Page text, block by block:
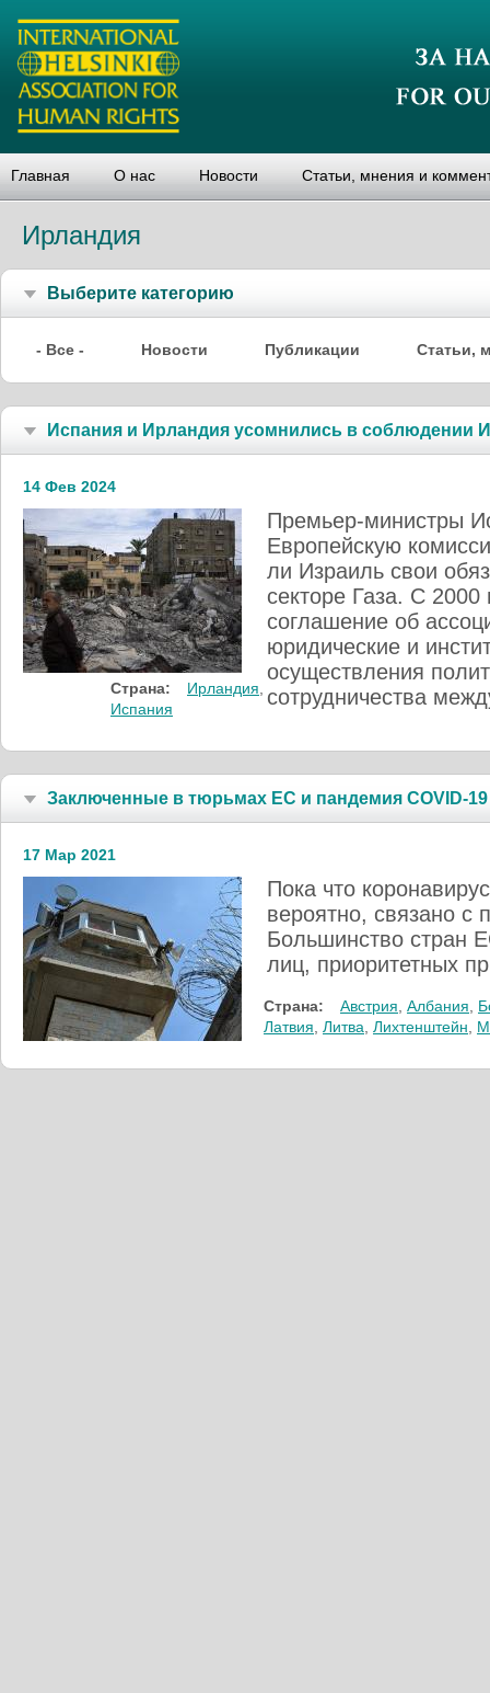
Главная О нас Новости Статьи, мнения и
Ирландия
Выберите категорию
- Все - Новости Публикации Статьи,
Испания и Ирландия усомнились в соблюдении
14 Фев 2024
Премьер-министры
Европейскую
ли Израиль свои
секторе Газа. С
соглашение об
юридические и
осуществления
сотрудничества
Страна: Ирландия
Испания
Заключенные в тюрьмах ЕС и пандемия COVID-19
17 Мар 2021
Пока что
вероятно, связано с
Большинство стран
лиц, приоритетных
Страна: Австрия Албания
Латвия Литва Лихтенштейн